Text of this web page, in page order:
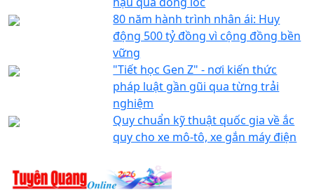
80 năm hành trình nhân ái: Huy
động 500 tỷ đồng vì cộng đồng bền
vững
"Tiết học Gen Z" - nơi kiến thức
pháp luật gần gũi qua từng trải
nghiệm
Quy chuẩn kỹ thuật quốc gia về ắc
quy cho xe mô-tô, xe gắn máy điện